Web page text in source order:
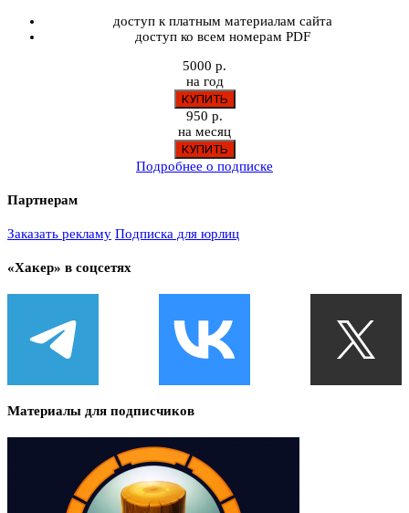
доступ к платным материалам сайта
доступ ко всем номерам PDF
5000 р.
на год
950 р.
на месяц
Подробнее о подписке
Партнерам
Заказать рекламу Подписка для юрлиц
«Хакер» в соцсетях
Материалы для подписчиков